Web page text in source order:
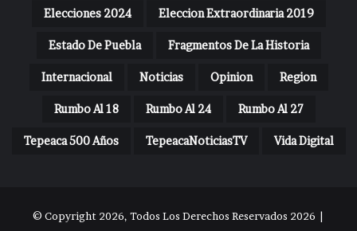
Elecciones 2024 Eleccion Extraordinaria 2019
Estado De Puebla Fragmentos De La Historia
Internacional Noticias Opinion Region
Rumbo Al 18 Rumbo Al 24 Rumbo Al 27
Tepeaca 500 Años TepeacaNoticiasTV Vida Digital
© Copyright 2026, Todos Los Derechos Reservados 2026 |